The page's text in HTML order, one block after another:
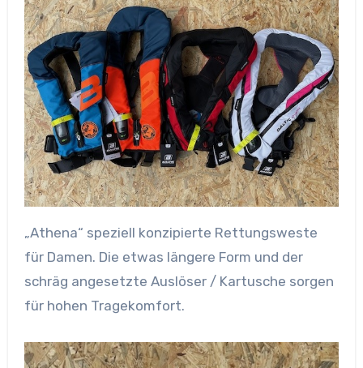
„Athena“ speziell konzipierte Rettungsweste
für Damen. Die etwas längere Form und der
schräg angesetzte Auslöser / Kartusche sorgen
für hohen Tragekomfort.